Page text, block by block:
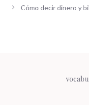
Cómo decir dinero y